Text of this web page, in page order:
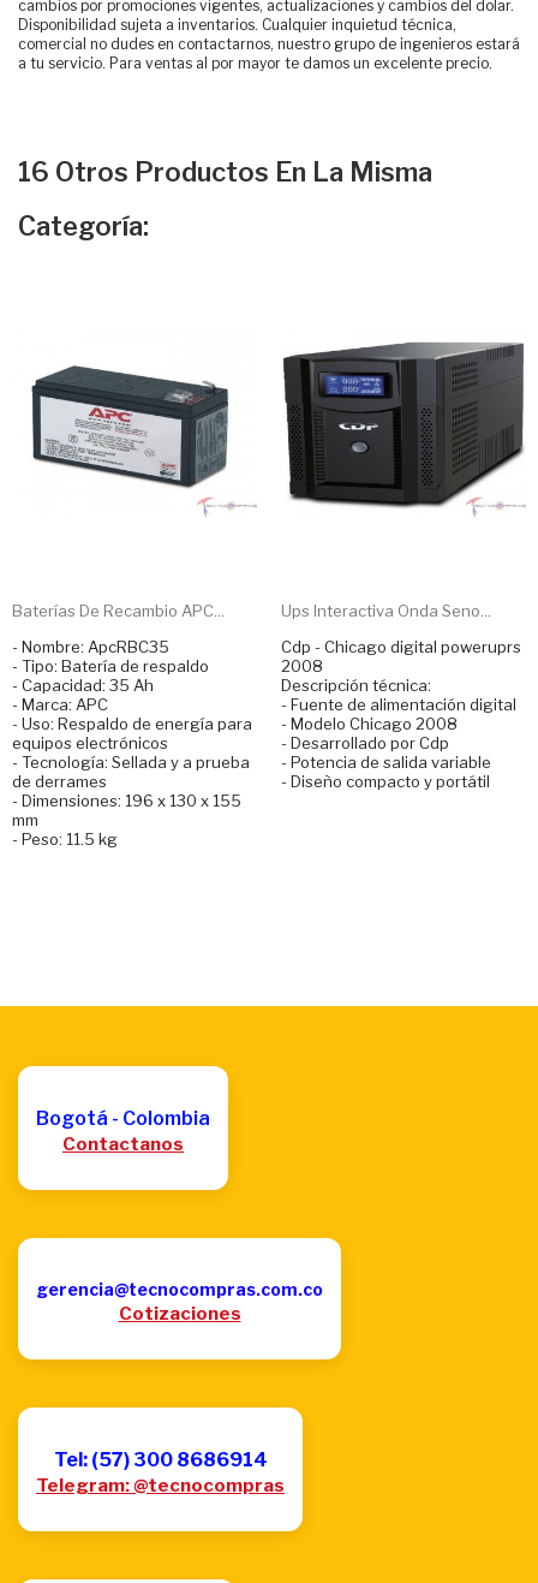
cambios por promociones vigentes, actualizaciones y cambios del dolar.
Disponibilidad sujeta a inventarios. Cualquier inquietud técnica,
comercial no dudes en contactarnos, nuestro grupo de ingenieros estará
a tu servicio. Para ventas al por mayor te damos un excelente precio.
16 Otros Productos En La Misma
Categoría:
Baterías De Recambio APC...
- Nombre: ApcRBC35
- Tipo: Batería de respaldo
- Capacidad: 35 Ah
- Marca: APC
- Uso: Respaldo de energía para
equipos electrónicos
- Tecnología: Sellada y a prueba
de derrames
- Dimensiones: 196 x 130 x 155
mm
- Peso: 11.5 kg
Ups Interactiva Onda Seno...
Cdp - Chicago digital poweruprs
2008
Descripción técnica:
- Fuente de alimentación digital
- Modelo Chicago 2008
- Desarrollado por Cdp
- Potencia de salida variable
- Diseño compacto y portátil
Bogotá - Colombia
Contactanos
gerencia@tecnocompras.com.co
Cotizaciones
Tel: (57) 300 8686914
Telegram: @tecnocompras